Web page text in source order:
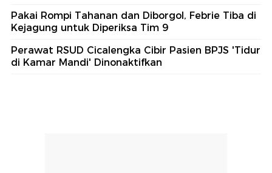
Pakai Rompi Tahanan dan Diborgol, Febrie Tiba di
Kejagung untuk Diperiksa Tim 9
Perawat RSUD Cicalengka Cibir Pasien BPJS 'Tidur
di Kamar Mandi' Dinonaktifkan